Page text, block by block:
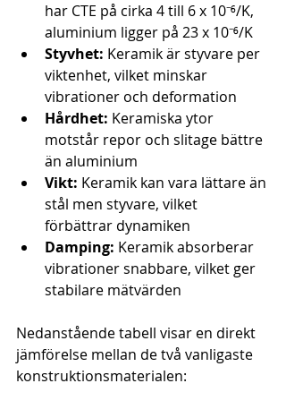
har CTE på cirka 4 till 6 x 10⁻⁶/K,
aluminium ligger på 23 x 10⁻⁶/K
Styvhet: Keramik är styvare per
viktenhet, vilket minskar
vibrationer och deformation
Hårdhet: Keramiska ytor
motstår repor och slitage bättre
än aluminium
Vikt: Keramik kan vara lättare än
stål men styvare, vilket
förbättrar dynamiken
Damping: Keramik absorberar
vibrationer snabbare, vilket ger
stabilare mätvärden
Nedanstående tabell visar en direkt
jämförelse mellan de två vanligaste
konstruktionsmaterialen: